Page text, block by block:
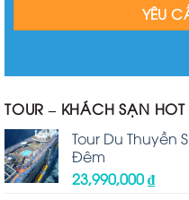
TOUR – KHÁCH SẠN HOT
Tour Du Thuyền
Đêm
23,990,000₫